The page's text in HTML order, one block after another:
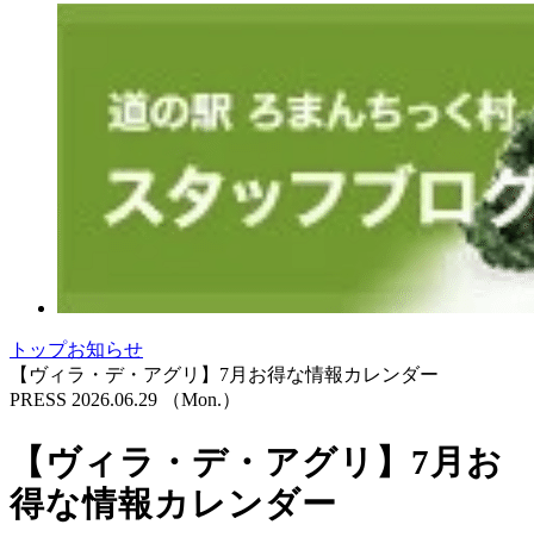
トップお知らせ
【ヴィラ・デ・アグリ】7月お得な情報カレンダー
PRESS 2026.06.29 （Mon.）
【ヴィラ・デ・アグリ】7月お
得な情報カレンダー